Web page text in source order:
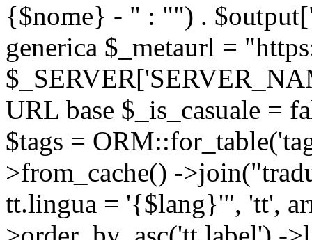
{$nome} - " : "") .
generica $_metaurl =
URL base $_is_casuale =
$tags =
>from_cache() -
tt.lingua = '{$lang}'", 'tt',